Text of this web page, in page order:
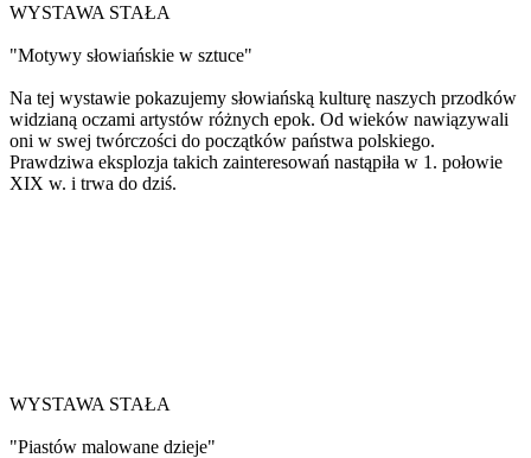
WYSTAWA STAŁA
"Motywy słowiańskie w sztuce"
Na tej wystawie pokazujemy słowiańską kulturę naszych przodków
widzianą oczami artystów różnych epok. Od wieków nawiązywali
oni w swej twórczości do początków państwa polskiego.
Prawdziwa eksplozja takich zainteresowań nastąpiła w 1. połowie
XIX w. i trwa do dziś.
WYSTAWA STAŁA
"Piastów malowane dzieje"